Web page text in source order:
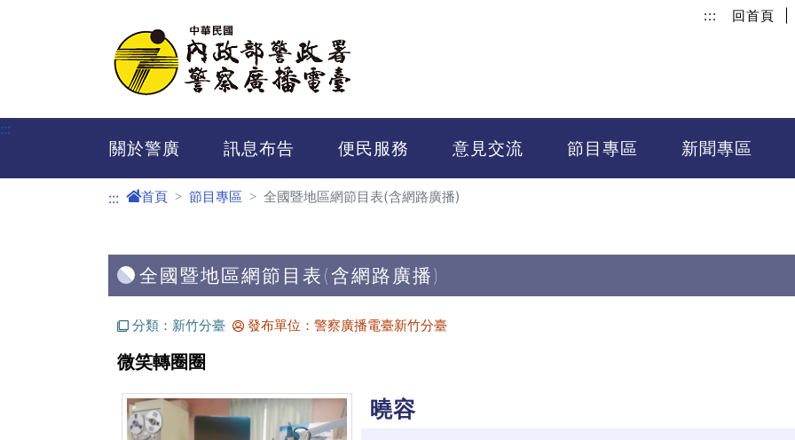
::: 回首頁
:::
關於警廣 訊息布告 便民服務 意見交流 節目專區 新聞專區
::: 首頁 節目專區 全國暨地區網節目表(含網路廣播)
全國暨地區網節目表(含網路廣播)
分類：新竹分臺 發布單位：警察廣播電臺新竹分臺
微笑轉圈圈
曉容